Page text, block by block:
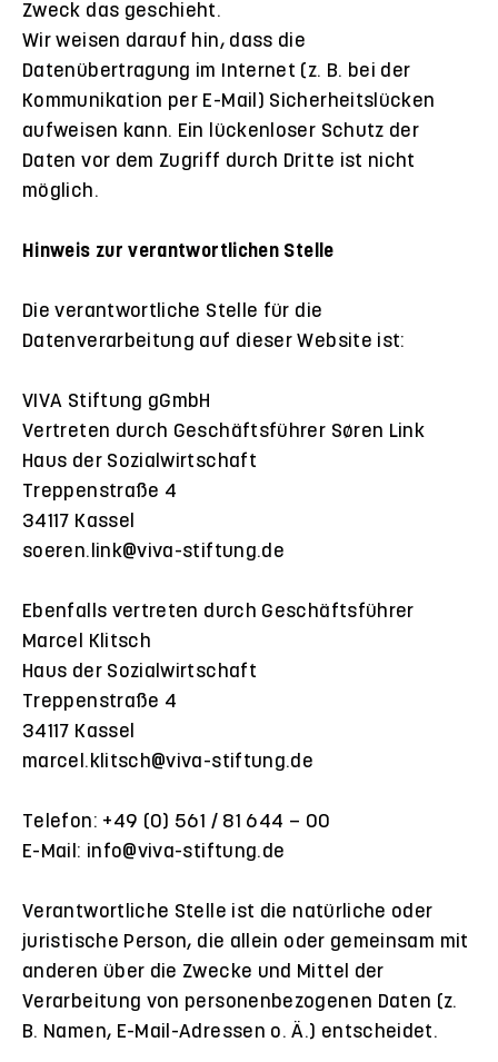
Zweck das geschieht.
Wir weisen darauf hin, dass die
Datenübertragung im Internet (z. B. bei der
Kommunikation per E-Mail) Sicherheitslücken
aufweisen kann. Ein lückenloser Schutz der
Daten vor dem Zugriff durch Dritte ist nicht
möglich.
Hinweis zur verantwortlichen Stelle
Die verantwortliche Stelle für die
Datenverarbeitung auf dieser Website ist:
VIVA Stiftung gGmbH
Vertreten durch Geschäftsführer Søren Link
Haus der Sozialwirtschaft
Treppenstraße 4
34117 Kassel
soeren.link@viva-stiftung.de
Ebenfalls vertreten durch Geschäftsführer
Marcel Klitsch
Haus der Sozialwirtschaft
Treppenstraße 4
34117 Kassel
marcel.klitsch@viva-stiftung.de
Telefon: +49 (0) 561 / 81 644 – 00
E-Mail: info@viva-stiftung.de
Verantwortliche Stelle ist die natürliche oder
juristische Person, die allein oder gemeinsam mit
anderen über die Zwecke und Mittel der
Verarbeitung von personenbezogenen Daten (z.
B. Namen, E-Mail-Adressen o. Ä.) entscheidet.